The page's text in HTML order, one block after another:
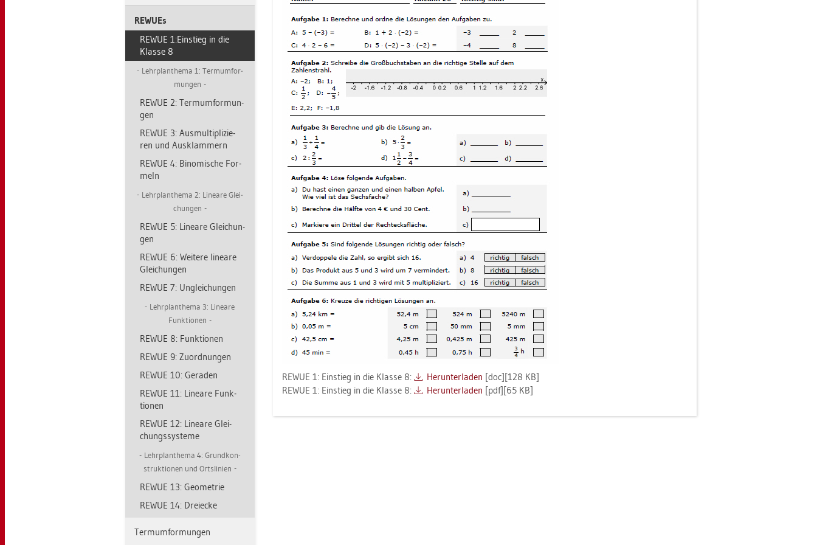
RE­WU­Es
REWUE 1:Ein­stieg in die
Klas­se 8
Lehr­plan­the­ma 1: Ter­mum­for­
mun­gen
REWUE 2: Ter­mum­for­mun­
gen
REWUE 3: Aus­mul­ti­pli­zie­
ren und Aus­klam­mern
REWUE 4: Bi­no­mi­sche For­
meln
Lehr­plan­the­ma 2: Li­nea­re Glei­
chun­gen
REWUE 5: Li­nea­re Glei­chun­
gen
REWUE 6: Wei­te­re li­nea­re
Glei­chun­gen
REWUE 7: Un­glei­chun­gen
Lehr­plan­the­ma 3: Li­nea­re
Funk­tio­nen
REWUE 8: Funk­tio­nen
REWUE 9: Zu­ord­nun­gen
REWUE 10: Ge­ra­den
REWUE 11: Li­nea­re Funk­
tio­nen
REWUE 12: Li­nea­re Glei­
chungs­sys­te­me
Lehr­plan­the­ma 4: Grund­kon­
struk­tio­nen und Orts­li­ni­en
REWUE 13: Geo­me­trie
REWUE 14: Drei­ecke
Ter­mum­for­mun­gen
REWUE 1: Ein­stieg in die Klas­se 8: Her­un­ter­la­den [doc][128 KB]
REWUE 1: Ein­stieg in die Klas­se 8:
Her­un­ter­la­den [pdf][65 KB]